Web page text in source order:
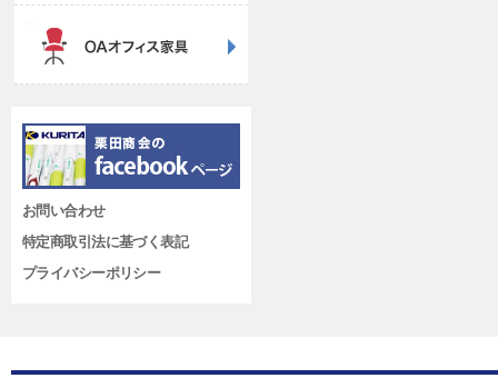
お問い合わせ
特定商取引法に基づく表記
プライバシーポリシー